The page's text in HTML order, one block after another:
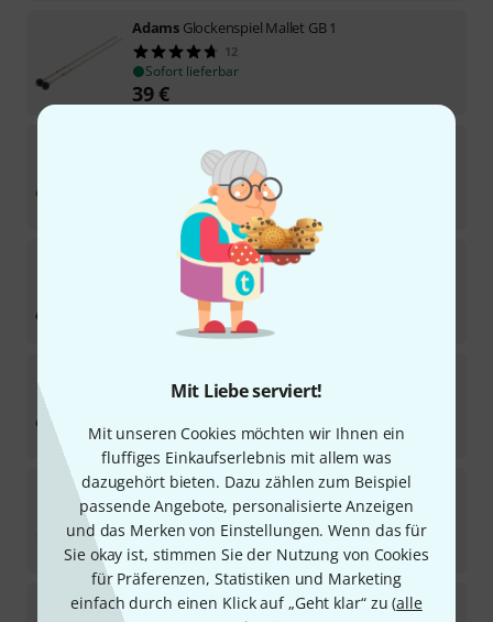
Mit Liebe serviert!
Mit unseren Cookies möchten wir Ihnen ein
fluffiges Einkaufserlebnis mit allem was
dazugehört bieten. Dazu zählen zum Beispiel
passende Angebote, personalisierte Anzeigen
und das Merken von Einstellungen. Wenn das für
Sie okay ist, stimmen Sie der Nutzung von Cookies
für Präferenzen, Statistiken und Marketing
einfach durch einen Klick auf „Geht klar“ zu (alle
Adams Glockenspiel Mallet GB 1
12
Sofort lieferbar
39€
Sofort lieferbar
AdamsMallet for Vibraphone VR2
Sofort lieferbar
17
39€
Adams Timpani Mallet TM 1
10
Sofort lieferbar
65€
AdamsMallet for Vibraphone VR5